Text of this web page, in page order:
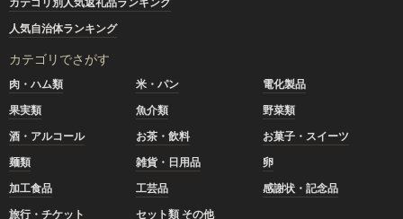
人気自治体ランキング
カテゴリでさがす
肉・ハム類 米・パン
電化製品
果実類
魚介類
野菜類
酒・アルコール
お茶・飲料
お菓子・スイーツ
麺類
雑貨・日用品
卵
加工食品
工芸品
感謝状・記念品
旅行・チケット
セット類 その他